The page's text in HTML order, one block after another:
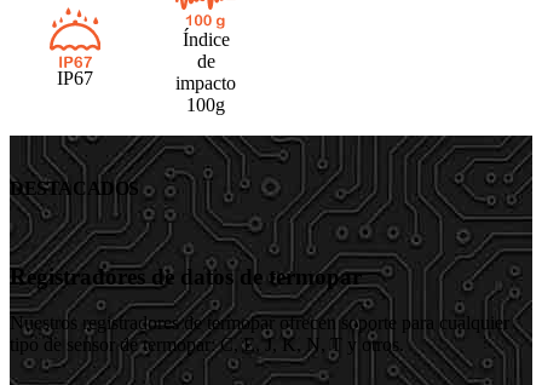
IP67
Índice
de
impacto
100g
DESTACADOS
Registradores de datos de termopar
Nuestros registradores de termopar ofrecen soporte para cualquier
tipo de sensor de termopar: C, E, J, K, N, T y otros.